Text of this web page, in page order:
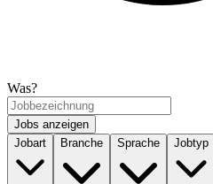
Was?
Jobs anzeigen
Jobart
Branche Sprache Jobtyp